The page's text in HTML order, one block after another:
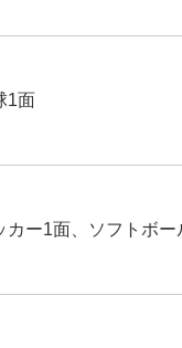
1面
カー1面、ソフトボー